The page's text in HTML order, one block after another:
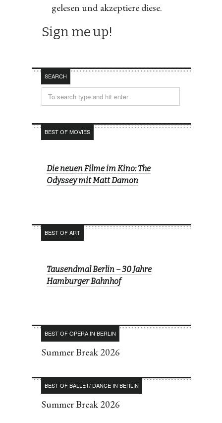
gelesen und akzeptiere diese.
SEARCH
BEST OF MOVIES
Die neuen Filme im Kino: The
Odyssey mit Matt Damon
BEST OF ART
Tausendmal Berlin – 30 Jahre
Hamburger Bahnhof
BEST OF OPERA IN BERLIN
Summer Break 2026
BEST OF BALLET/ DANCE IN BERLIN
Summer Break 2026